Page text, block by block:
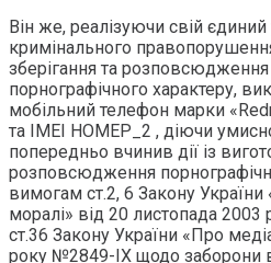
Він же, реалізуючи свій
кримінального
зберігання та
порнографічного характеру,
мобільний телефон марки
та ІМЕІ НОМЕР_2 , діючи
попередньо вчинив дії із
розповсюдження
вимогам ст.2, 6 Закону України
моралі» від 20 листопада 2003
ст.36 Закону України «Про
року №2849-ІХ щодо заборони